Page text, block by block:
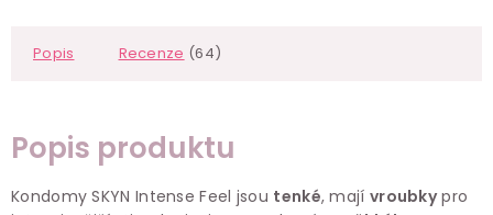
Popis Recenze (64)
Popis produktu
Kondomy SKYN Intense Feel jsou tenké, mají vroubkypro